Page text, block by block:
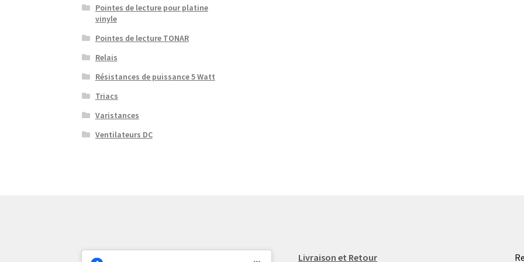
Pointes de lecture pour platine
vinyle
Pointes de lecture TONAR
Relais
Résistances de puissance 5 Watt
Triacs
Varistances
Ventilateurs DC
Livraison et Retour